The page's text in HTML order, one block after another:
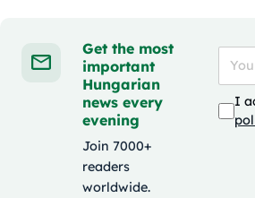
Get the most
important
Hungarian
news every
evening
Join 7000+
readers
worldwide.
I